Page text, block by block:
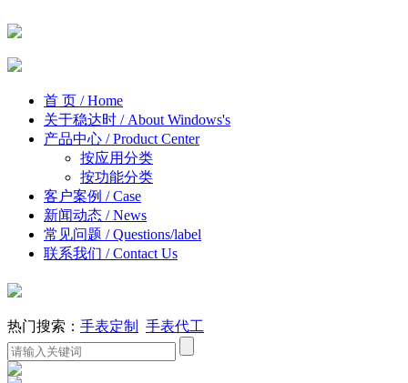
首 页 / Home
关于稳达时 / About Windows's
产品中心 / Product Center
按应用分类
按功能分类
客户案例 / Case
新闻动态 / News
常见问题 / Questions/label
联系我们 / Contact Us
热门搜索： 手表定制 手表代工